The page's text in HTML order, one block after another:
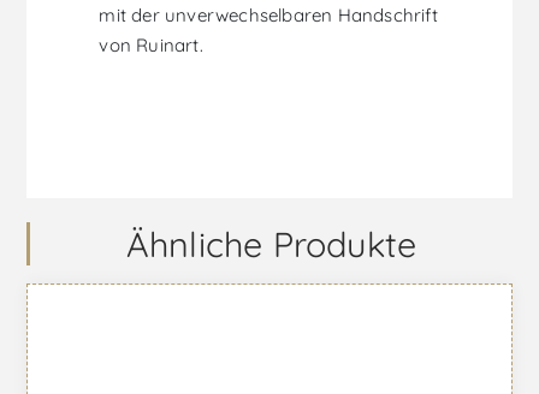
mit der unverwechselbaren Handschrift
von Ruinart.
Ähnliche Produkte